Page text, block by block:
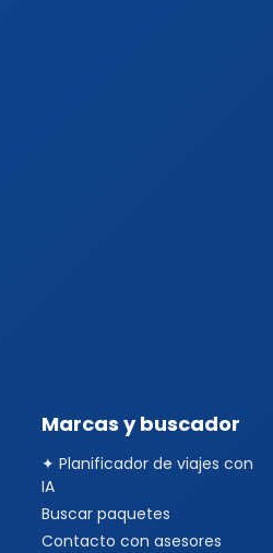
Marcas y buscador
✦ Planificador de viajes con
IA
Buscar paquetes
Contacto con asesores